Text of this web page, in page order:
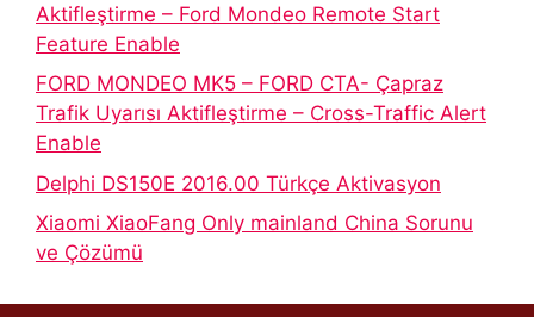
Aktifleştirme – Ford Mondeo Remote Start
Feature Enable
FORD MONDEO MK5 – FORD CTA- Çapraz
Trafik Uyarısı Aktifleştirme – Cross-Traffic Alert
Enable
Delphi DS150E 2016.00 Türkçe Aktivasyon
Xiaomi XiaoFang Only mainland China Sorunu
ve Çözümü